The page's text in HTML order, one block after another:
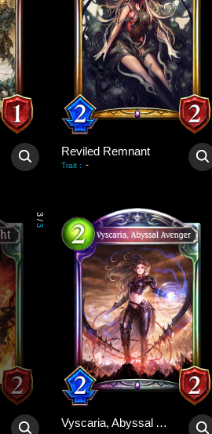
Reviled Remnant
Trait : -
3
/
3
Vyscaria, Abyssal Avenger